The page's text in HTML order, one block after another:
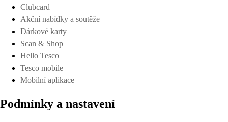
Clubcard
Akční nabídky a soutěže
Dárkové karty
Scan & Shop
Hello Tesco
Tesco mobile
Mobilní aplikace
Podmínky a nastavení